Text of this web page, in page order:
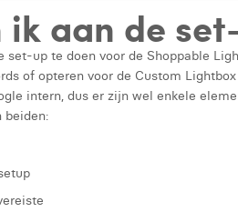
ik aan de
set-up te doen voor de Shoppable
of opteren voor de Custom
intern, dus er zijn wel enkele
beiden: